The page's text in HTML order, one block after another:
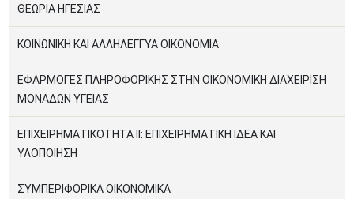
ΘΕΩΡΙΑ ΗΓΕΣΙΑΣ
ΚΟΙΝΩΝΙΚΗ ΚΑΙ ΑΛΛΗΛΕΓΓΥΑ ΟΙΚΟΝΟΜΙΑ
ΕΦΑΡΜΟΓΕΣ ΠΛΗΡΟΦΟΡΙΚΗΣ ΣΤΗΝ ΟΙΚΟΝΟΜΙΚΗ ΔΙΑΧΕΙΡΙΣΗ
ΜΟΝΑΔΩΝ ΥΓΕΙΑΣ
ΕΠΙΧΕΙΡΗΜΑΤΙΚΟΤΗΤΑ ΙΙ: ΕΠΙΧΕΙΡΗΜΑΤΙΚΗ ΙΔΕΑ ΚΑΙ
ΥΛΟΠΟΙΗΣΗ
ΣΥΜΠΕΡΙΦΟΡΙΚΑ ΟΙΚΟΝΟΜΙΚΑ